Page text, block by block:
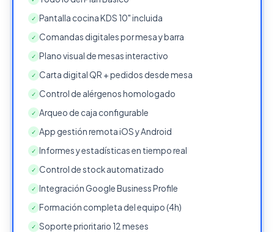
✓ Pantalla cocina KDS 10" incluida
✓ Comandas digitales por mesa y barra
✓ Plano visual de mesas interactivo
✓ Carta digital QR + pedidos desde mesa
✓ Control de alérgenos homologado
✓ Arqueo de caja configurable
✓ App gestión remota iOS y Android
✓ Informes y estadísticas en tiempo real
✓ Control de stock automatizado
✓ Integración Google Business Profile
✓ Formación completa del equipo (4h)
✓ Soporte prioritario 12 meses